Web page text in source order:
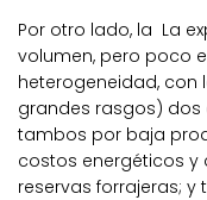
Por otro lado, la La
volumen, pero poco
heterogeneidad, con
grandes rasgos) dos
tambos por baja
costos energéticos y
reservas forrajeras;